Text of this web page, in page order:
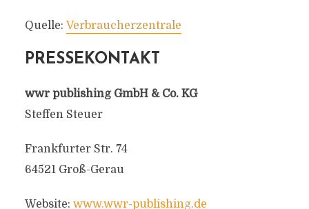
Quelle: Verbraucherzentrale
PRESSEKONTAKT
wwr publishing GmbH & Co. KG
Steffen Steuer
Frankfurter Str. 74
64521 Groß-Gerau
Website: www.wwr-publishing.de